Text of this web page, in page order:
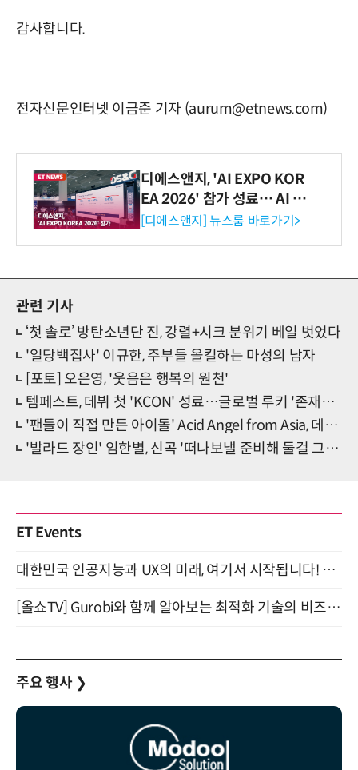
감사합니다.
전자신문인터넷 이금준 기자 (aurum@etnews.com)
디에스앤지, 'AI EXPO KOR
EA 2026' 참가 성료… AI 전
생애주기 아우르는 통합 솔루
[디에스앤지] 뉴스룸 바로가기>
관련 기사
‘첫 솔로’ 방탄소년단 진, 강렬+시크 분위기 베일 벗었다
'일당백집사' 이규한, 주부들 올킬하는 마성의 남자
[포토] 오은영, '웃음은 행복의 원천'
템페스트, 데뷔 첫 'KCON' 성료…글로벌 루키 '존재감 UP'
'팬들이 직접 만든 아이돌' Acid Angel from Asia, 데뷔 앨범 'ACCESS' 예판 개시
'발라드 장인' 임한별, 신곡 '떠나보낼 준비해 둘걸 그랬어' 발매
ET Events
대한민국 인공지능과 UX의 미래, 여기서 시작됩니다! UX Korea 2026 - Fall 9월 2일 개최
[올쇼TV] Gurobi와 함께 알아보는 최적화 기술의 비즈니스 활용 (8월 20일 생방송)
주요 행사 ❯